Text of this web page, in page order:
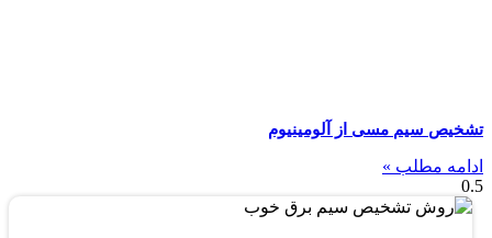
تشخیص سیم مسی از آلومینیوم
ادامه مطلب »